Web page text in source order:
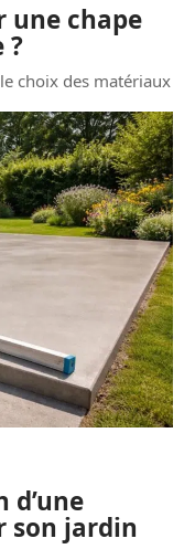
une chape
?
choix des matériaux
d’une
son jardin